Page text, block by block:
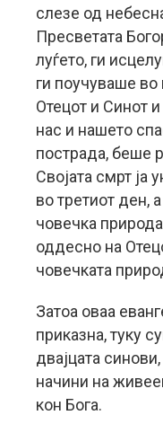
слезе од
Пресветата
луѓето, ги
ги поучуваше во
Отецот и Синот
нас и нашето
пострада, беше
Својата смрт ја
во третиот ден,
човечка
оддесно на
човечката
Затоа оваа
приказна, туку
двајцата
начини на
кон Бога.